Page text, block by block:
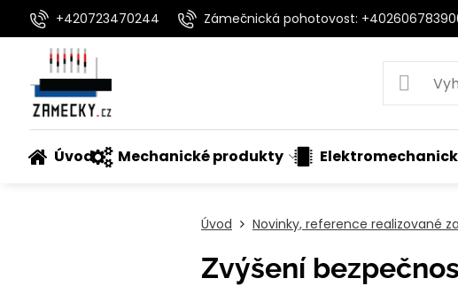
+420723470244 Zámečnická pohotovost:
Úvod Mechanické produkty
Úvod Novinky, reference realizované
Zvýšení